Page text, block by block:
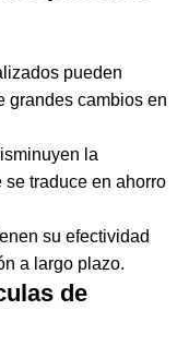
pueden
grandes cambios en
la
traduce en ahorro
su efectividad
a largo plazo.
de